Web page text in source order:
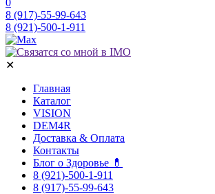
0
8 (917)-55-99-643
8 (921)-500-1-911
✕
Главная
Каталог
VISION
DEM4R
Доставка & Оплата
Контакты
Блог о Здоровье 💊
8 (921)-500-1-911
8 (917)-55-99-643